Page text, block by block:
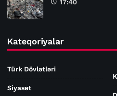
17:40
Kateqoriyalar
Türk Dövlətləri
Siyasət